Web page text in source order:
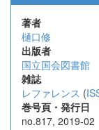
著者
樋口修
出版者
国立国会図書館
雑誌
レファレンス (
巻号頁・発行日
no.817, 2019-02